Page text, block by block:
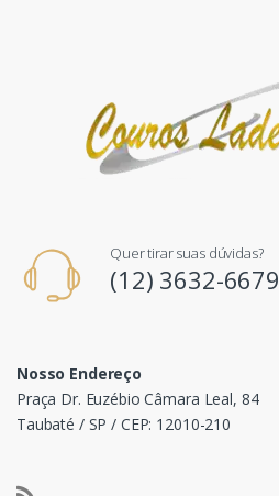
Quer tirar suas dúvidas?
(12) 3632-6679
Nosso Endereço
Praça Dr. Euzébio Câmara Leal, 84
Taubaté / SP / CEP: 12010-210